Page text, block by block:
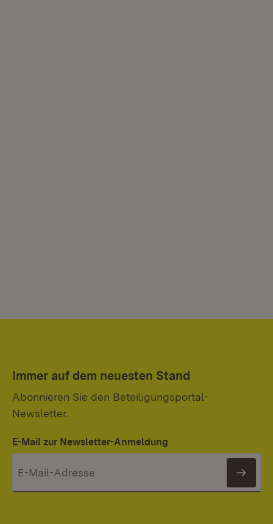
Immer auf dem neuesten Stand
Abonnieren Sie den Beteiligungsportal-
Newsletter.
E-Mail zur Newsletter-Anmeldung